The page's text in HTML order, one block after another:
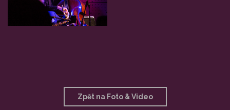
Zpět na Foto & Video